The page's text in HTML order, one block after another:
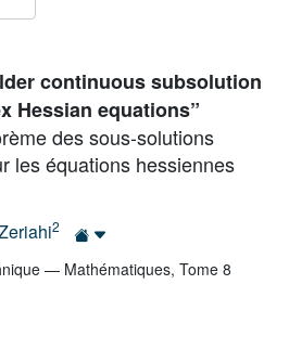
continuous subsolution
Hessian equations”
des sous-solutions
les équations hessiennes
2
— Mathématiques, Tome 8